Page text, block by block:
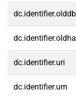
dc.identifier.uri
dc.identifier.urn